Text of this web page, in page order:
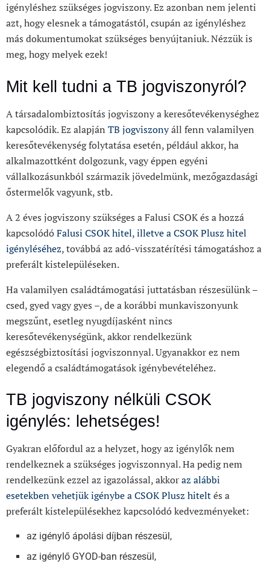
igényléshez szükséges jogviszony. Ez azonban nem jelenti
azt, hogy elesnek a támogatástól, csupán az igényléshez
más dokumentumokat szükséges benyújtaniuk. Nézzük is
meg, hogy melyek ezek!
Mit kell tudni a TB jogviszonyról?
A társadalombiztosítás jogviszony a keresőtevékenységhez
kapcsolódik. Ez alapján TB jogviszonyáll fenn valamilyen
keresőtevékenység folytatása esetén, például akkor, ha
alkalmazottként dolgozunk, vagy éppen egyéni
vállalkozásunkból származik jövedelmünk, mezőgazdasági
őstermelők vagyunk, stb.
A 2 éves jogviszony szükséges a Falusi CSOK és a hozzá
kapcsolódóFalusi CSOK hitel, illetve a CSOK Plusz hitel
igényléséhez, továbbá az adó-visszatérítési támogatáshoz a
preferált kistelepüléseken.
Ha valamilyen családtámogatási juttatásban részesülünk –
csed, gyed vagy gyes –, de a korábbi munkaviszonyunk
megszűnt, esetleg nyugdíjasként nincs
keresőtevékenységünk, akkor rendelkezünk
egészségbiztosítási jogviszonnyal. Ugyanakkor ez nem
elegendő a családtámogatások igénybevételéhez.
TB jogviszony nélküli CSOK
igénylés: lehetséges!
Gyakran előfordul az a helyzet, hogy az igénylők nem
rendelkeznek a szükséges jogviszonnyal. Ha pedig nem
rendelkezünk ezzel az igazolással, akkoraz alábbi
esetekben vehetjük igénybe a CSOK Plusz hiteltés a
preferált kistelepülésekhez kapcsolódó kedvezményeket:
az igénylő ápolási díjban részesül,
az igénylő GYOD-ban részesül,